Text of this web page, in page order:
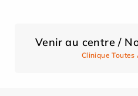
Venir au centre /
Clinique Toutes